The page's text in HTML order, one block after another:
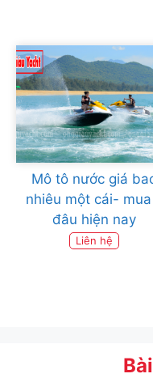
Mô tô nước giá
nhiêu một cái-
đâu hiện nay
Liên hệ